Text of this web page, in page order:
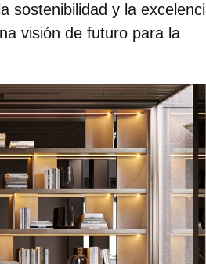
sostenibilidad y la
visión de futuro para la